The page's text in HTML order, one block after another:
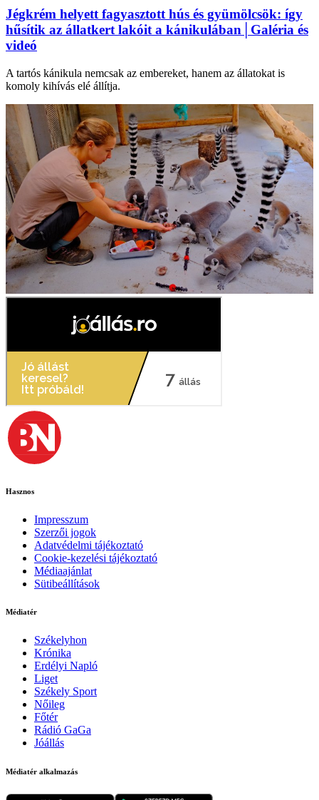
Jégkrém helyett fagyasztott hús és gyümölcsök: így
hűsítik az állatkert lakóit a kánikulában│Galéria és
videó
A tartós kánikula nemcsak az embereket, hanem az állatokat is
komoly kihívás elé állítja.
Hasznos
Impresszum
Szerzői jogok
Adatvédelmi tájékoztató
Cookie-kezelési tájékoztató
Médiaajánlat
Sütibeállítások
Médiatér
Székelyhon
Krónika
Erdélyi Napló
Liget
Székely Sport
Nőileg
Főtér
Rádió GaGa
Jóállás
Médiatér alkalmazás